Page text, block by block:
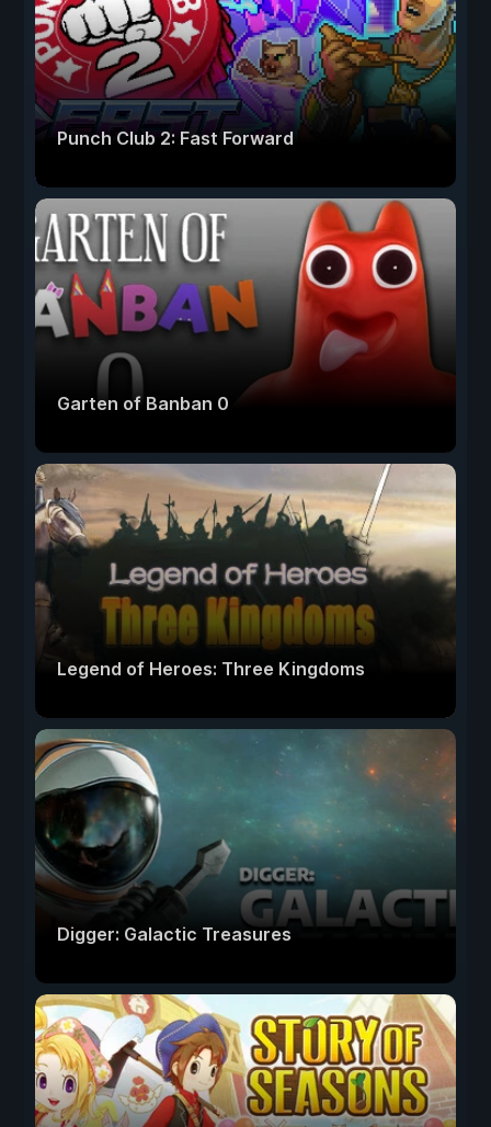
Punch Club 2: Fast Forward
Garten of Banban 0
Legend of Heroes: Three Kingdoms
Digger: Galactic Treasures